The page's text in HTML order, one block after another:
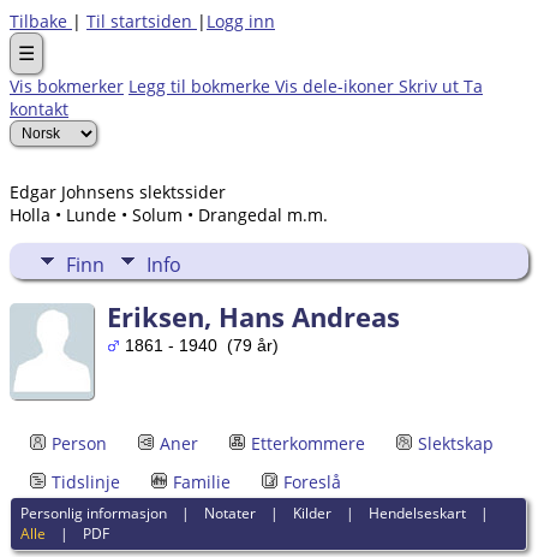
Tilbake | Til startsiden | Logg inn
☰
Vis bokmerker Legg til bokmerke Vis dele-ikoner Skriv ut Ta
kontakt
Edgar Johnsens slektssider
Holla • Lunde • Solum • Drangedal m.m.
Finn Info
Eriksen, Hans Andreas
1861 - 1940 (79 år)
Person Aner Etterkommere
Slektskap
Tidslinje
Familie Foreslå
Personlig informasjon | Notater | Kilder | Hendelseskart |
Alle | PDF